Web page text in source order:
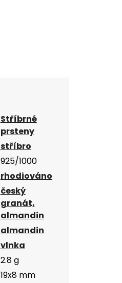
Stříbrné
prsteny
stříbro
925/1000
rhodiováno
český
granát,
almandin
almandin
vlnka
2.8 g
19x8 mm